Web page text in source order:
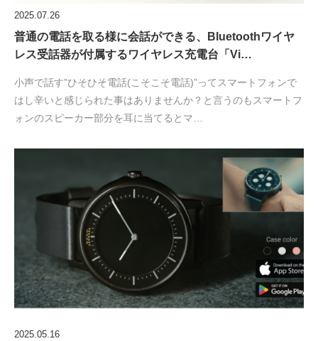
2025.07.26
普通の電話を取る様に会話ができる、Bluetoothワイヤ
レス受話器が付属するワイヤレス充電台「Vi…
小声で話す”ひそひそ電話(こそこそ電話)”ってスマートフォンで
はし辛いと感じられた事はありませんか？と言うのもスマートフ
ォンのスピーカー部分を耳に当てるとマ…
2025.05.16